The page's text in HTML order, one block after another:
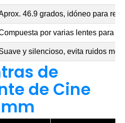
46.9 grados, idóneo para
por varias lentes para
y silencioso, evita ruidos
de
de Cine